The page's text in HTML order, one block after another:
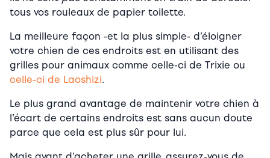
tous vos rouleaux de papier toilette.
La meilleure façon -et la plus simple- d’éloigner
votre chien de ces endroits est en utilisant des
grilles pour animaux comme celle-ci de Trixie ou
celle-ci de Laoshizi.
Le plus grand avantage de maintenir votre chien à
l’écart de certains endroits est sans aucun doute
parce que cela est plus sûr pour lui.